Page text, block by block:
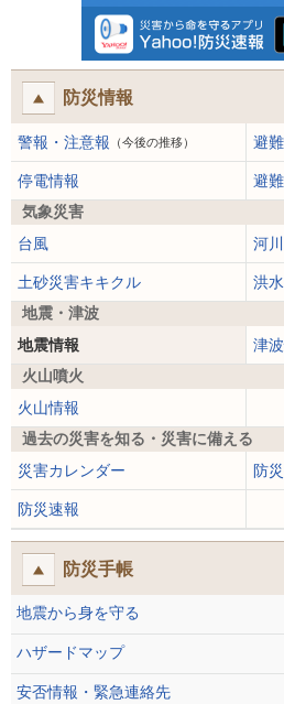
防災情報
警報・注意報 （今後の推移） 避
停電情報
避
気象災害
台風
河
土砂災害キキクル
洪
地震・津波
地震情報
津
火山噴火
火山情報
過去の災害を知る・災害に備える
災害カレンダー
防
防災速報
防災手帳
地震から身を守る
ハザードマップ
安否情報・緊急連絡先